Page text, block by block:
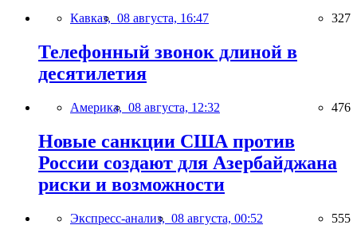
Кавказ, 08 августа, 16:47 327
Телефонный звонок длиной в
десятилетия
Америка, 08 августа, 12:32 476
Новые санкции США против
России создают для Азербайджана
риски и возможности
Экспресс-анализ, 08 августа, 00:52 555